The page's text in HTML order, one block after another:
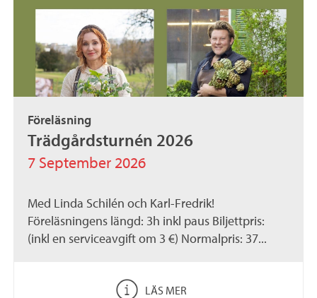
Föreläsning
Trädgårdsturnén 2026
7 September 2026
Med Linda Schilén och Karl-Fredrik!
Föreläsningens längd: 3h inkl paus Biljettpris:
(inkl en serviceavgift om 3 €) Normalpris: 37...
LÄS MER